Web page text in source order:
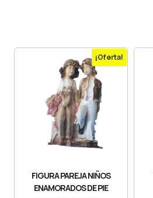
¡Oferta!
FIGURA PAREJA NIÑOS
ENAMORADOS DE PIE